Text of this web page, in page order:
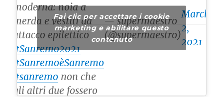
moderna: noia a
merda e vestiti da
attacco epilettico
#Sanremo2021
#SanremoèSanremo
#sanremo non che
gli altri due fossero
— supermaestro
(@supermaestro)
March
2,
2021
Fai clic per accettare i cookie
marketing e abilitare questo
contenuto